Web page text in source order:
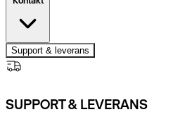
Support & leverans
SUPPORT & LEVERANS